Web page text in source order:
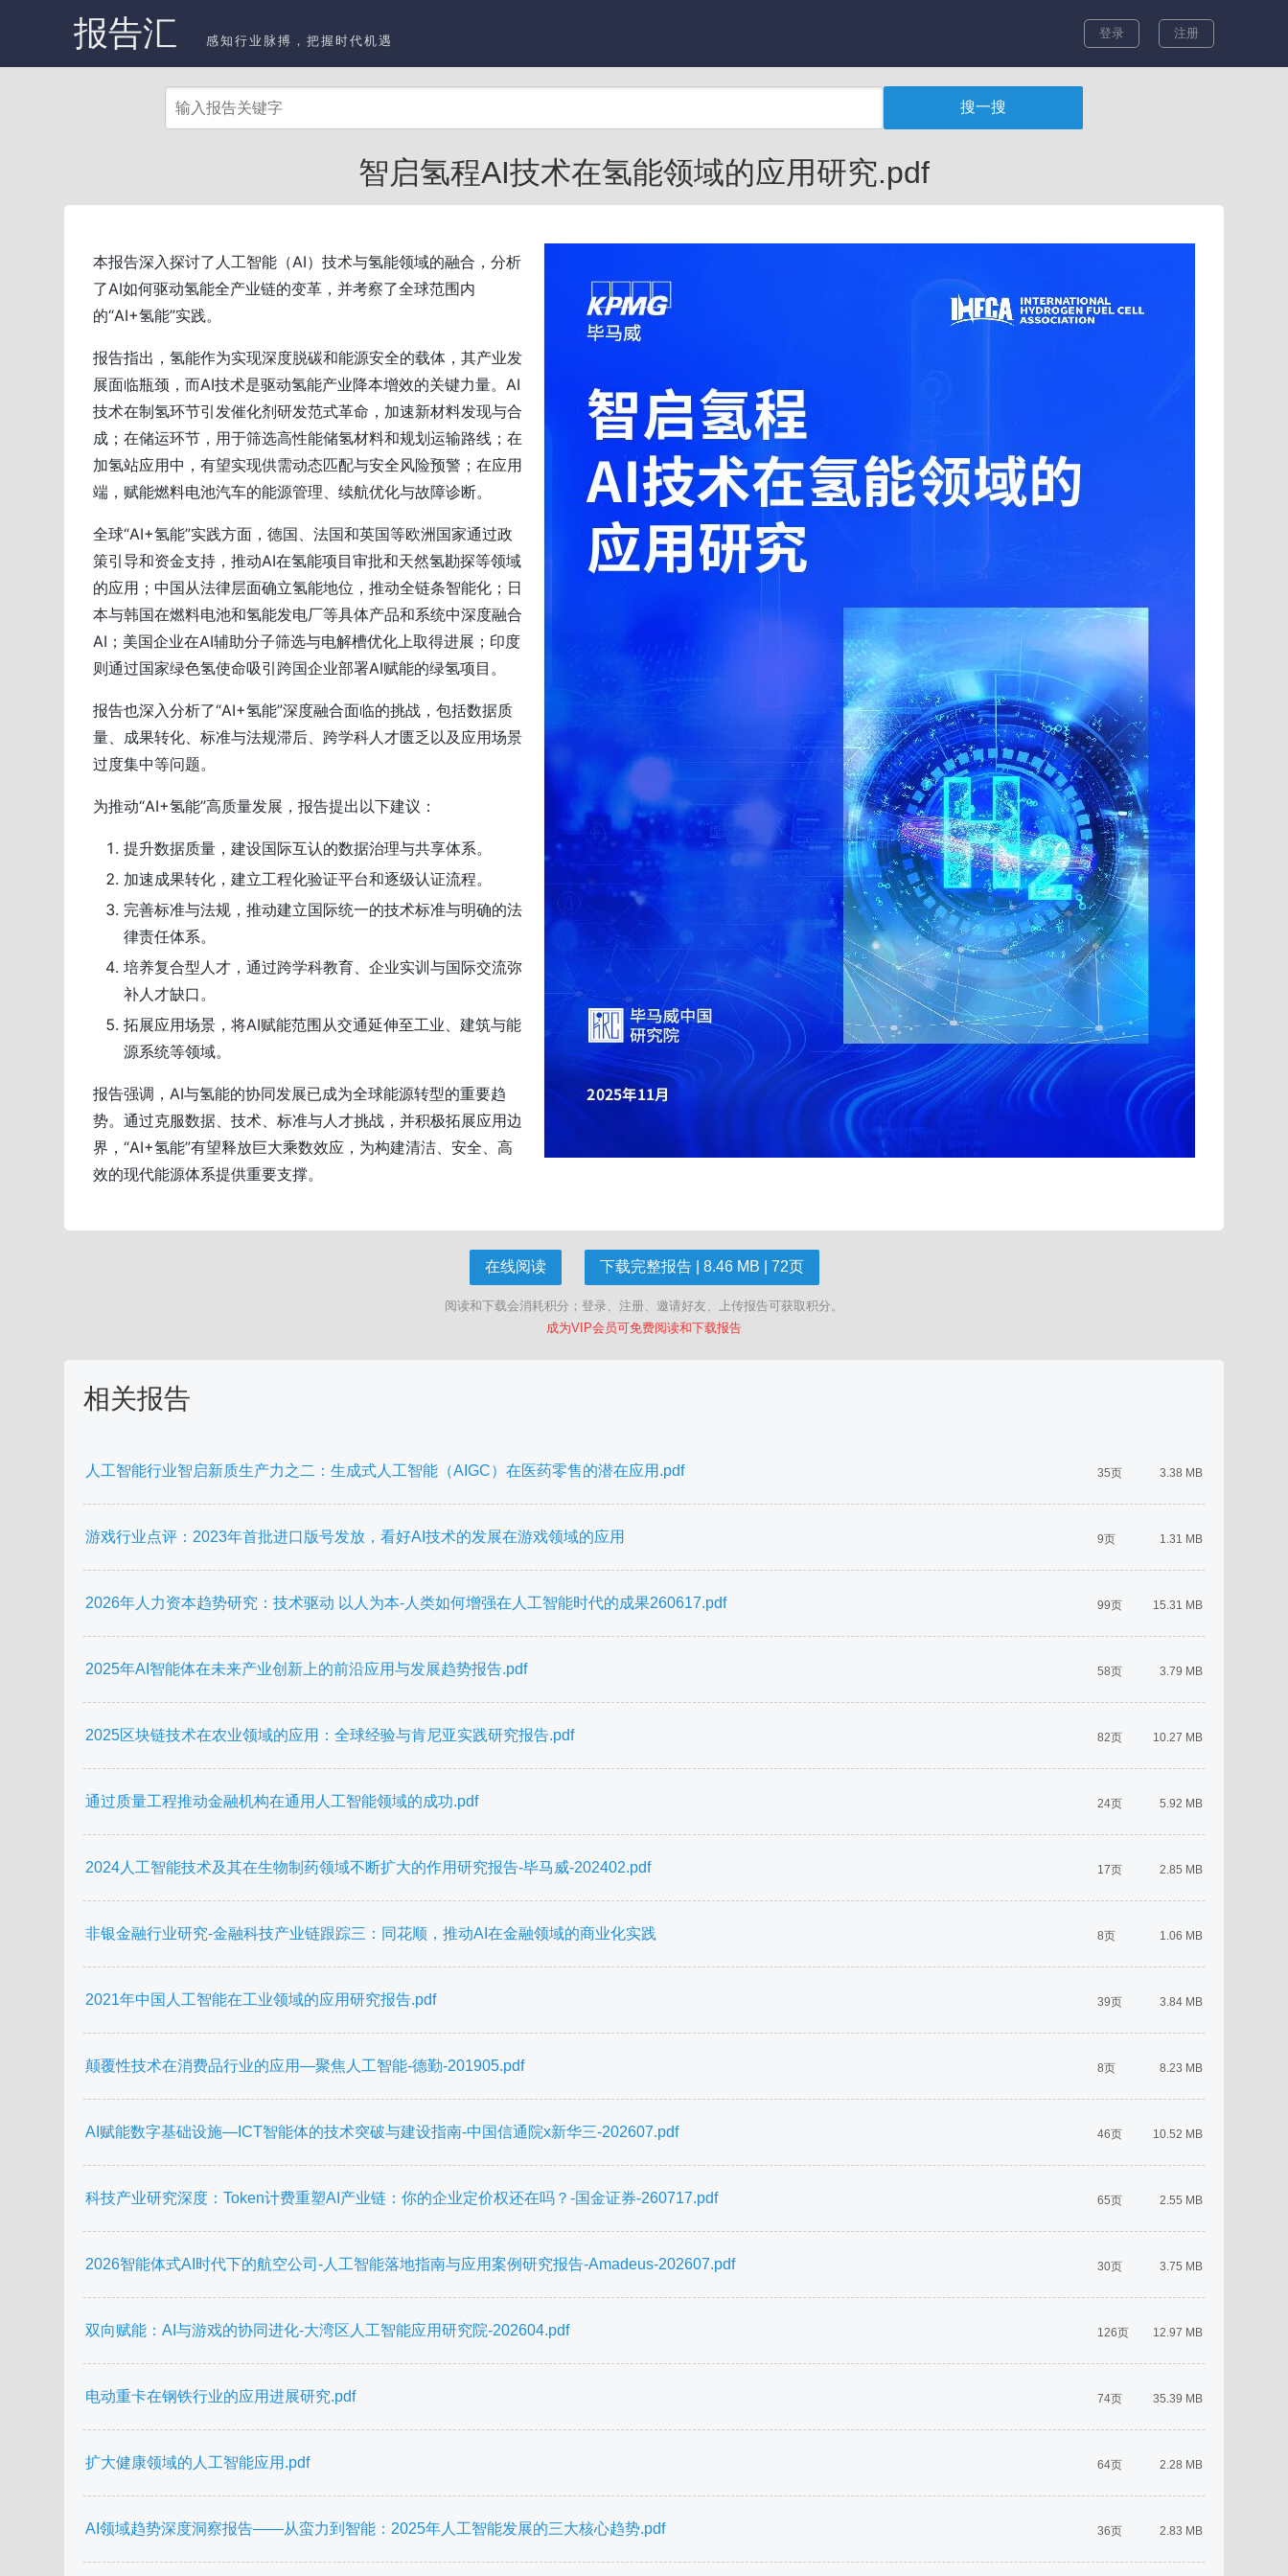
报告汇 感知行业脉搏，把握时代机遇
登录 注册
智启氢程AI技术在氢能领域的应用研究.pdf
本报告深入探讨了人工智能（AI）技术与氢能领域的融合，分析
了AI如何驱动氢能全产业链的变革，并考察了全球范围内
的“AI+氢能”实践。
报告指出，氢能作为实现深度脱碳和能源安全的载体，其产业发
展面临瓶颈，而AI技术是驱动氢能产业降本增效的关键力量。AI
技术在制氢环节引发催化剂研发范式革命，加速新材料发现与合
成；在储运环节，用于筛选高性能储氢材料和规划运输路线；在
加氢站应用中，有望实现供需动态匹配与安全风险预警；在应用
端，赋能燃料电池汽车的能源管理、续航优化与故障诊断。
全球“AI+氢能”实践方面，德国、法国和英国等欧洲国家通过政
策引导和资金支持，推动AI在氢能项目审批和天然氢勘探等领域
的应用；中国从法律层面确立氢能地位，推动全链条智能化；日
本与韩国在燃料电池和氢能发电厂等具体产品和系统中深度融合
AI；美国企业在AI辅助分子筛选与电解槽优化上取得进展；印度
则通过国家绿色氢使命吸引跨国企业部署AI赋能的绿氢项目。
报告也深入分析了“AI+氢能”深度融合面临的挑战，包括数据质
量、成果转化、标准与法规滞后、跨学科人才匮乏以及应用场景
过度集中等问题。
为推动“AI+氢能”高质量发展，报告提出以下建议：
提升数据质量，建设国际互认的数据治理与共享体系。
加速成果转化，建立工程化验证平台和逐级认证流程。
完善标准与法规，推动建立国际统一的技术标准与明确的法
律责任体系。
培养复合型人才，通过跨学科教育、企业实训与国际交流弥
补人才缺口。
拓展应用场景，将AI赋能范围从交通延伸至工业、建筑与能
源系统等领域。
报告强调，AI与氢能的协同发展已成为全球能源转型的重要趋
势。通过克服数据、技术、标准与人才挑战，并积极拓展应用边
界，“AI+氢能”有望释放巨大乘数效应，为构建清洁、安全、高
效的现代能源体系提供重要支撑。
在线阅读 下载完整报告 | 8.46 MB | 72页
阅读和下载会消耗积分；登录、注册、邀请好友、上传报告可获取积分。
成为VIP会员可免费阅读和下载报告
相关报告
3.38 MB
35页
人工智能行业智启新质生产力之二：生成式人工智能（AIGC）在医药零售的潜在应用.pdf
1.31 MB
9页
游戏行业点评：2023年首批进口版号发放，看好AI技术的发展在游戏领域的应用
15.31 MB
99页
2026年人力资本趋势研究：技术驱动 以人为本-人类如何增强在人工智能时代的成果260617.pdf
3.79 MB
58页
2025年AI智能体在未来产业创新上的前沿应用与发展趋势报告.pdf
10.27 MB
82页
2025区块链技术在农业领域的应用：全球经验与肯尼亚实践研究报告.pdf
5.92 MB
24页
通过质量工程推动金融机构在通用人工智能领域的成功.pdf
2.85 MB
17页
2024人工智能技术及其在生物制药领域不断扩大的作用研究报告-毕马威-202402.pdf
1.06 MB
8页
非银金融行业研究-金融科技产业链跟踪三：同花顺，推动AI在金融领域的商业化实践
3.84 MB
39页
2021年中国人工智能在工业领域的应用研究报告.pdf
8.23 MB
8页
颠覆性技术在消费品行业的应用—聚焦人工智能-德勤-201905.pdf
10.52 MB
46页
AI赋能数字基础设施—ICT智能体的技术突破与建设指南-中国信通院x新华三-202607.pdf
2.55 MB
65页
科技产业研究深度：Token计费重塑AI产业链：你的企业定价权还在吗？-国金证券-260717.pdf
3.75 MB
30页
2026智能体式AI时代下的航空公司-人工智能落地指南与应用案例研究报告-Amadeus-202607.pdf
12.97 MB
126页
双向赋能：AI与游戏的协同进化-大湾区人工智能应用研究院-202604.pdf
35.39 MB
74页
电动重卡在钢铁行业的应用进展研究.pdf
2.28 MB
64页
扩大健康领域的人工智能应用.pdf
2.83 MB
36页
AI领域趋势深度洞察报告——从蛮力到智能：2025年人工智能发展的三大核心趋势.pdf